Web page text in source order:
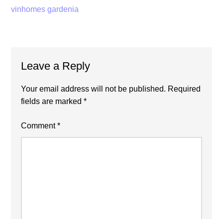
vinhomes gardenia
Interactions
Leave a Reply
Your email address will not be published. Required
fields are marked*
Comment*